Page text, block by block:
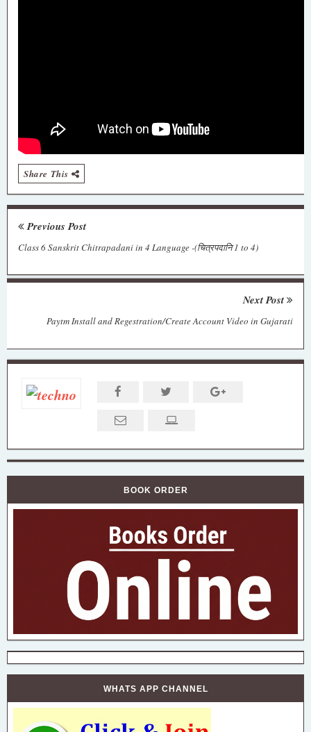
Share This
Previous Post
Class 6 Sanskrit Chitrapadani in 4 Language -(चित्रपदानि 1 to 4)
Next Post
Paytm Install and Regestration/Create Account Video in Gujarati
BOOK ORDER
WHATS APP CHANNEL